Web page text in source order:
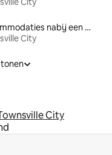
Accommodaties nabij een meer
City
City